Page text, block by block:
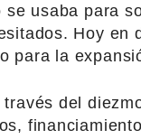
usaba para
Hoy en
para la
del